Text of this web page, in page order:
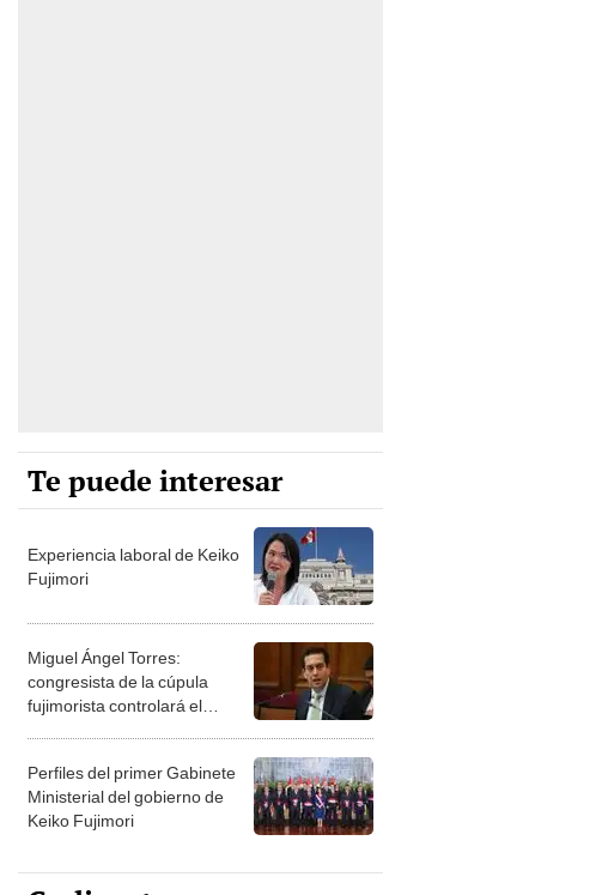
Te puede interesar
Experiencia laboral de Keiko
Fujimori
Miguel Ángel Torres:
congresista de la cúpula
fujimorista controlará el
Perfiles del primer Gabinete
Ministerial del gobierno de
Keiko Fujimori